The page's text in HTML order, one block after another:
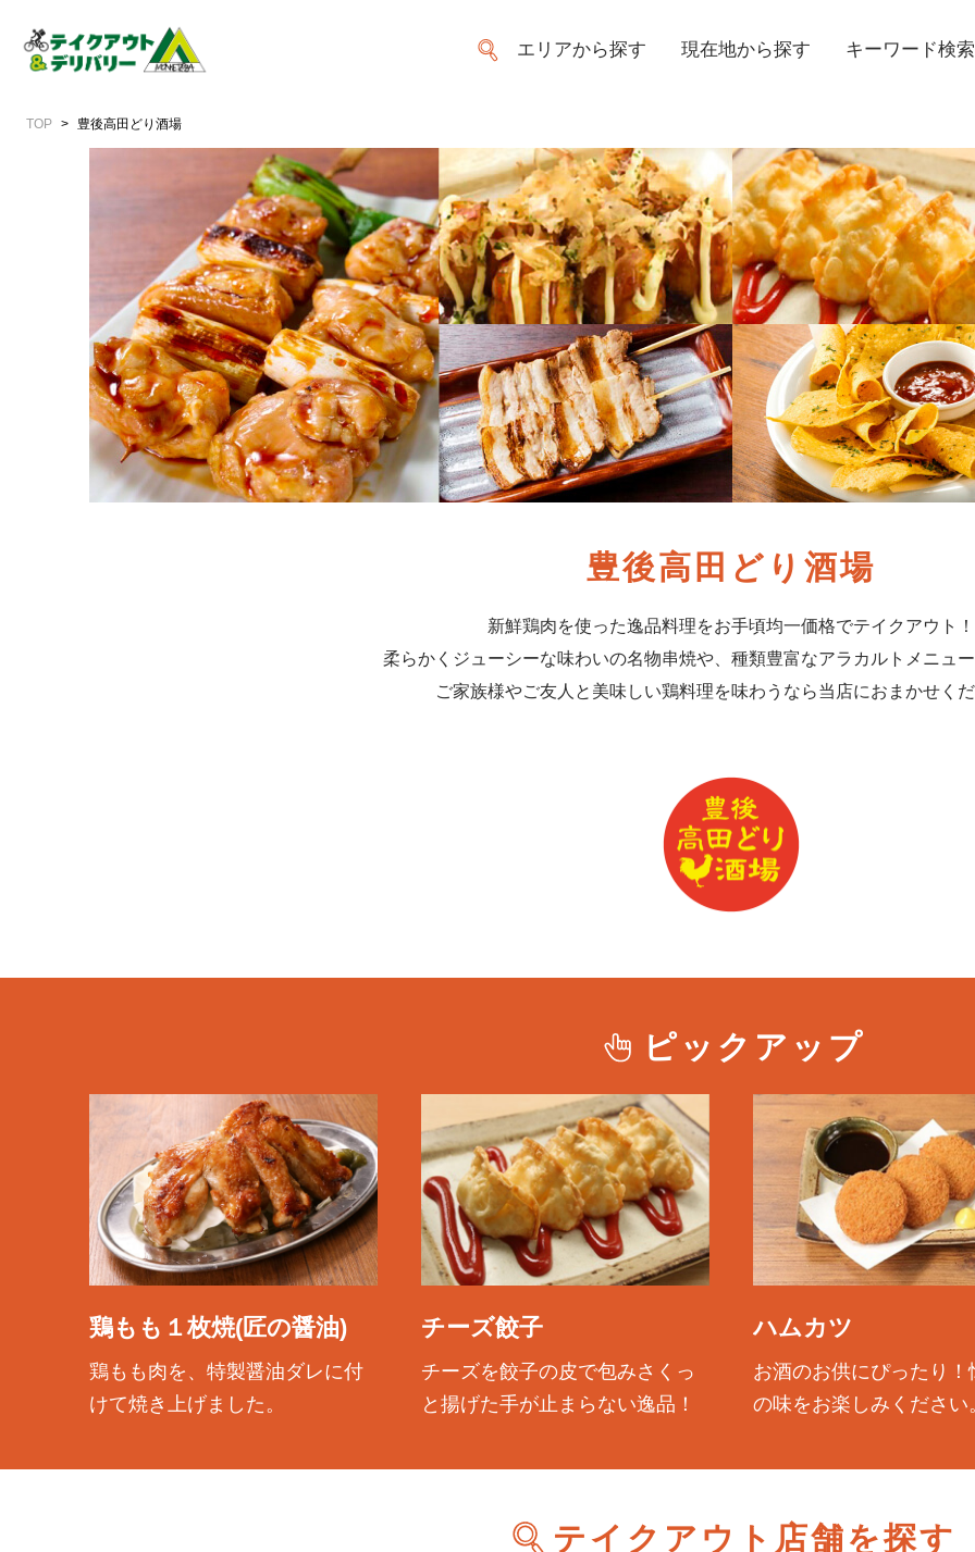
エリアから探す 現在地から探す キーワード検索
TOP 豊後高田どり酒場
豊後高田どり酒場
新鮮鶏肉を使った逸品料理をお手頃均一価格でテイクアウト！
柔らかくジューシーな味わいの名物串焼や、種類豊富なアラカルトメニュ
ご家族様やご友人と美味しい鶏料理を味わうなら当店におまかせく
ピックアップ
鶏もも１枚焼(匠の醤油)
鶏もも肉を、特製醤油ダレに付
けて焼き上げました。
チーズ餃子
チーズを餃子の皮で包みさくっ
と揚げた手が止まらない逸品！
ハムカツ
お酒のお供にぴったり！
の味をお楽しみください
テイクアウト店舗を探す